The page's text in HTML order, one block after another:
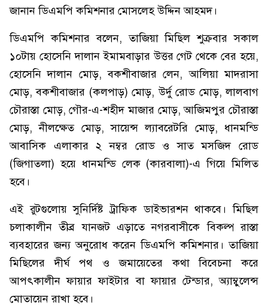
জানান ডিএমপি কমিশনার মোসলেহ উদ্দিন আহমদ।
ডিএমপি কমিশনার বলেন, তাজিয়া মিছিল শুক্রবার সকাল
১০টায় হোসেনি দালান ইমামবাড়ার উত্তর গেট থেকে বের হয়ে,
হোসেনি দালান মোড়, বকশীবাজার লেন, আলিয়া মাদরাসা
মোড়, বকশীবাজার (কলপাড়) মোড়, উর্দু রোড মোড়, লালবাগ
চৌরাস্তা মোড়, গৌর-এ-শহীদ মাজার মোড়, আজিমপুর চৌরাস্তা
মোড়, নীলক্ষেত মোড়, সায়েন্স ল্যাবরেটরি মোড়, ধানমন্ডি
আবাসিক এলাকার ২ নম্বর রোড ও সাত মসজিদ রোড
(জিগাতলা) হয়ে ধানমন্ডি লেক (কারবালা)-এ গিয়ে মিলিত
হবে।
এই রুটগুলোয় সুনির্দিষ্ট ট্রাফিক ডাইভারশন থাকবে। মিছিল
চলাকালীন তীব্র যানজট এড়াতে নগরবাসীকে বিকল্প রাস্তা
ব্যবহারের জন্য অনুরোধ করেন ডিএমপি কমিশনার। তাজিয়া
মিছিলের দীর্ঘ পথ ও জমায়েতের কথা বিবেচনা করে
আপৎকালীন ফায়ার ফাইটার বা ফায়ার টেন্ডার, অ্যাম্বুলেন্স
মোতায়েন রাখা হবে।